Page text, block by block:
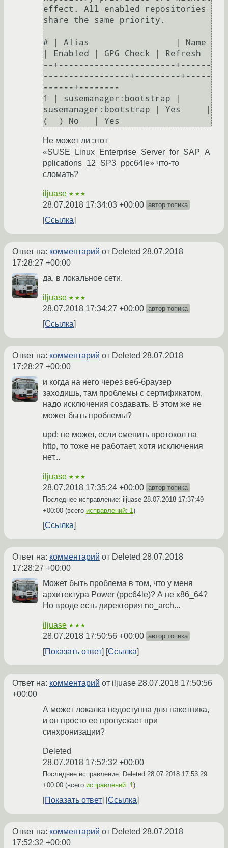
effect. All enabled repositories
share the same priority.
# | Alias                 | Name
| Enabled | GPG Check | Refresh
--+-----------------------+------
-----------------+---------+-----
------+--------
1 | susemanager:bootstrap |
susemanager:bootstrap | Yes     |
Не может ли этот
«SUSE_Linux_Enterprise_Server_for_SAP_A
pplications_12_SP3_ppc64le» что-то
сломать?
iljuase ★★★
28.07.2018 17:34:03 +00:00 автор топика
Ссылка
Ответ на: комментарий от Deleted 28.07.2018
17:28:27 +00:00
да, в локальное сети.
iljuase ★★★
28.07.2018 17:34:27 +00:00 автор топика
Ссылка
Ответ на: комментарий от Deleted 28.07.2018
17:28:27 +00:00
и когда на него через веб-браузер
заходишь, там проблемы с сертификатом,
надо исключения создавать. В этом же не
может быть проблемы?
upd: не может, если сменить протокол на
http, то тоже не работает, хотя исключения
нет...
iljuase ★★★
28.07.2018 17:35:24 +00:00 автор топика
Последнее исправление: iljuase 28.07.2018 17:37:49
+00:00 (всего исправлений: 1)
Ссылка
Ответ на: комментарий от Deleted 28.07.2018
17:28:27 +00:00
Может быть проблема в том, что у меня
архитектура Power (ppc64le)? А не x86_64?
Но вроде есть директория no_arch...
iljuase ★★★
28.07.2018 17:50:56 +00:00 автор топика
Показать ответ Ссылка
Ответ на: комментарий от iljuase 28.07.2018 17:50:56
+00:00
А может локалка недоступна для пакетника,
и он просто ее пропускает при
синхронизации?
Deleted
28.07.2018 17:52:32 +00:00
Последнее исправление: Deleted 28.07.2018 17:53:29
+00:00 (всего исправлений: 1)
Показать ответ Ссылка
Ответ на: комментарий от Deleted 28.07.2018
17:52:32 +00:00